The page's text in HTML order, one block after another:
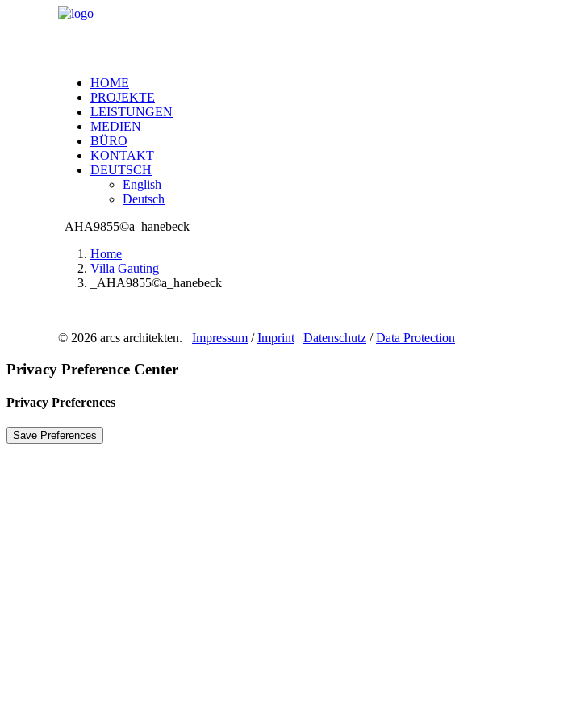
HOME
PROJEKTE
LEISTUNGEN
MEDIEN
BÜRO
KONTAKT
DEUTSCH
English
Deutsch
_AHA9855©a_hanebeck
Home
Villa Gauting
_AHA9855©a_hanebeck
© 2026 arcs architekten. Impressum /Imprint | Datenschutz /Data Protection
Privacy Preference Center
Privacy Preferences